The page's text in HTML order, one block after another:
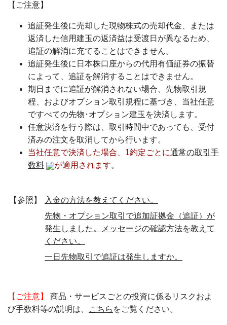
【ご注意】
追証発生後に売却した現物株式の売却代金、または
返済した信用建玉の返済益は受渡日が異なるため、
追証の解消に充てることはできません。
追証発生後に日本株口座からの代用有価証券の振替
によって、追証を解消することはできません。
期日までに追証が解消されない場合、先物取引規
程、およびオプション取引規程に基づき、当社任意
ですべての先物･オプション建玉を決済します。
任意決済を行う際は、取引時間中であっても、受付
済みの注文を取消してから行います。
当社任意で決済した場合、1約定ごとに通常の取引手
数料
が適用されます。
【参照】
入金の方法を教えてください。
先物・オプション取引で追加証拠金（追証）が
発生しました。メッセージの確認方法を教えて
ください。
一日先物取引で追証は発生しますか。
【ご注意】
商品・サービスごとの投資に係るリスクおよ
び手数料等の説明は、
こちら をご覧ください。